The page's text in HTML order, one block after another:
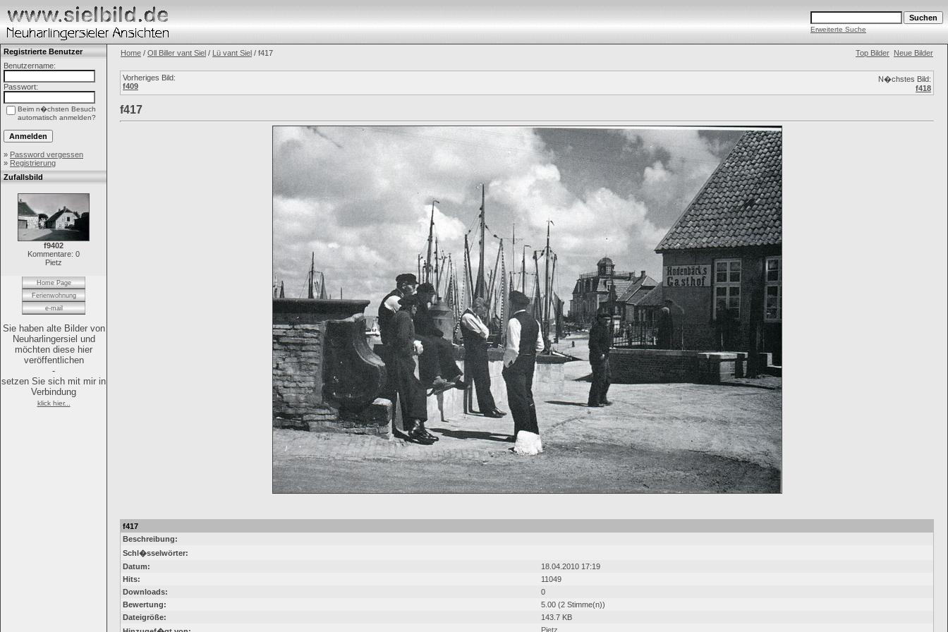
Erweiterte Suche
Registrierte Benutzer
Benutzername:
Passwort:
Beim n�chsten Besuch
automatisch anmelden?
» Password vergessen
» Registrierung
Zufallsbild
f9402
Kommentare: 0
Pietz
Home Page
Ferienwohnung
e-mail
Sie haben alte Bilder von
Neuharlingersiel und
möchten diese hier
veröffentlichen
-
setzen Sie sich mit mir in
Verbindung
klick hier...
Home / Oll Biller vant Siel / Lü vant Siel / f417 Top Bilder Neue Bilder
Vorheriges Bild:
f409
N�chstes Bild:
f418
f417
f417
Beschreibung:
Schl�sselwörter:
Datum:
18.04.2010 17:19
Hits:
11049
Downloads:
0
Bewertung:
5.00 (2 Stimme(n))
Dateigröße:
143.7 KB
Pietz